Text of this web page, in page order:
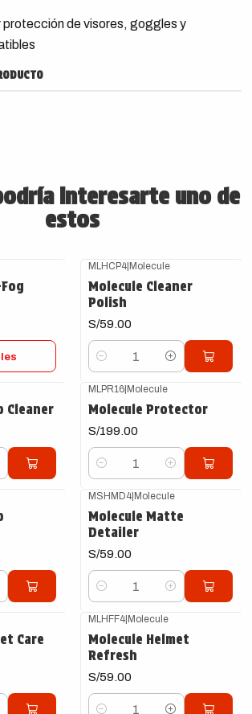
protección de visores, goggles y
interesarte uno de
estos
MLHCP4|Molecule
Molecule Cleaner
Polish
S/59.00
Cantidad
Cleaner
MLPR16|Molecule
Molecule Protector
S/199.00
Cantidad
MSHMD4|Molecule
Molecule Matte
Detailer
S/59.00
Cantidad
Care
MLHFF4|Molecule
Molecule Helmet
Refresh
S/59.00